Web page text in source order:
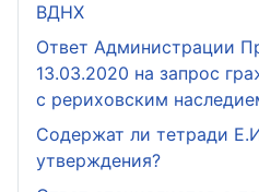
ВДНХ
Ответ Администрации
13.03.2020 на запрос
с рериховским
Содержат ли тетради
утверждения?